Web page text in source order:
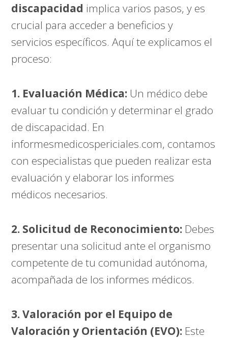
discapacidad implica varios pasos, y es
crucial para acceder a beneficios y
servicios específicos. Aquí te explicamos el
proceso:
1. Evaluación Médica: Un médico debe
evaluar tu condición y determinar el grado
de discapacidad. En
informesmedicospericiales.com, contamos
con especialistas que pueden realizar esta
evaluación y elaborar los informes
médicos necesarios.
2. Solicitud de Reconocimiento: Debes
presentar una solicitud ante el organismo
competente de tu comunidad autónoma,
acompañada de los informes médicos.
3. Valoración por el Equipo de
Valoración y Orientación (EVO): Este